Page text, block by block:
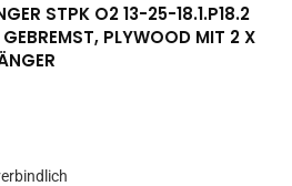
STPK O2 13-25-18.1.P18.2
PLYWOOD MIT 2 X